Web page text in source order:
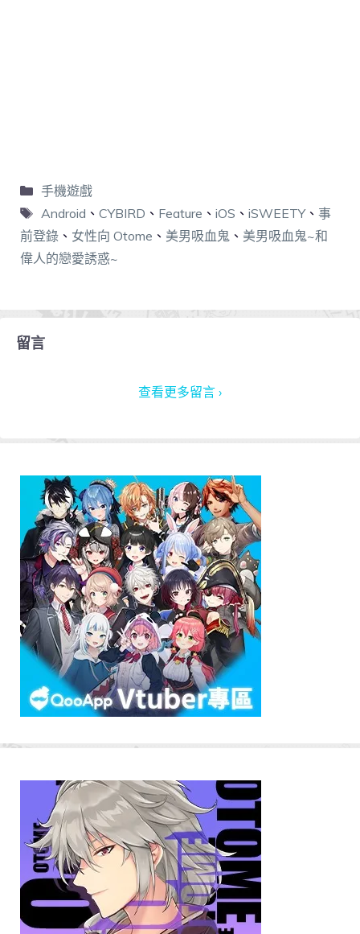
手機遊戲
Android 、 CYBIRD 、 Feature 、 iOS 、 iSWEETY、 事
前登錄 、 女性向 Otome 、 美男吸血鬼 、 美男吸血鬼~和
偉人的戀愛誘惑~
留言
查看更多留言 ›